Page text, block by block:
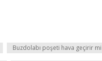
Buzdolabı poşeti hava geçirir mi